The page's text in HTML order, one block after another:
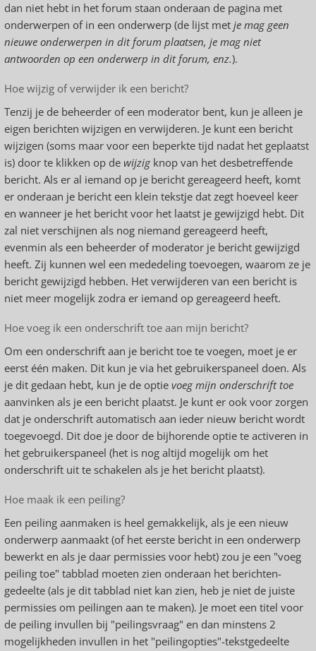
dan niet hebt in het forum staan onderaan de pagina met
onderwerpen of in een onderwerp (de lijst met je mag geen
nieuwe onderwerpen in dit forum plaatsen, je mag niet
antwoorden op een onderwerp in dit forum, enz.).
Hoe wijzig of verwijder ik een bericht?
Tenzij je de beheerder of een moderator bent, kun je alleen je
eigen berichten wijzigen en verwijderen. Je kunt een bericht
wijzigen (soms maar voor een beperkte tijd nadat het geplaatst
is) door te klikken op de wijzig knop van het desbetreffende
bericht. Als er al iemand op je bericht gereageerd heeft, komt
er onderaan je bericht een klein tekstje dat zegt hoeveel keer
en wanneer je het bericht voor het laatst je gewijzigd hebt. Dit
zal niet verschijnen als nog niemand gereageerd heeft,
evenmin als een beheerder of moderator je bericht gewijzigd
heeft. Zij kunnen wel een mededeling toevoegen, waarom ze je
bericht gewijzigd hebben. Het verwijderen van een bericht is
niet meer mogelijk zodra er iemand op gereageerd heeft.
Hoe voeg ik een onderschrift toe aan mijn bericht?
Om een onderschrift aan je bericht toe te voegen, moet je er
eerst één maken. Dit kun je via het gebruikerspaneel doen. Als
je dit gedaan hebt, kun je de optie voeg mijn onderschrift toe
aanvinken als je een bericht plaatst. Je kunt er ook voor zorgen
dat je onderschrift automatisch aan ieder nieuw bericht wordt
toegevoegd. Dit doe je door de bijhorende optie te activeren in
het gebruikerspaneel (het is nog altijd mogelijk om het
onderschrift uit te schakelen als je het bericht plaatst).
Hoe maak ik een peiling?
Een peiling aanmaken is heel gemakkelijk, als je een nieuw
onderwerp aanmaakt (of het eerste bericht in een onderwerp
bewerkt en als je daar permissies voor hebt) zou je een "voeg
peiling toe" tabblad moeten zien onderaan het berichten-
gedeelte (als je dit tabblad niet kan zien, heb je niet de juiste
permissies om peilingen aan te maken). Je moet een titel voor
de peiling invullen bij "peilingsvraag" en dan minstens 2
mogelijkheden invullen in het "peilingopties"-tekstgedeelte